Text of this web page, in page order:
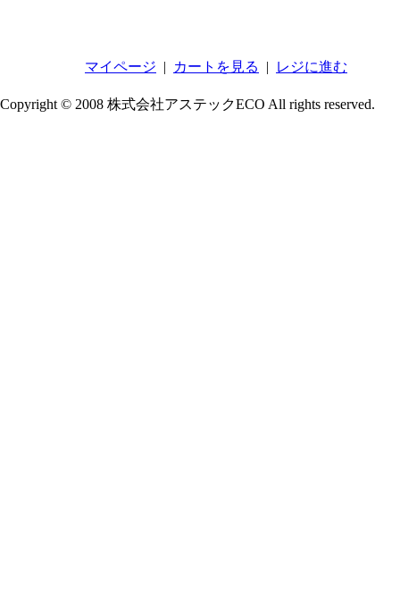
マイページ | カートを見る | レジに進む
Copyright © 2008 株式会社アステックECO All rights reserved.